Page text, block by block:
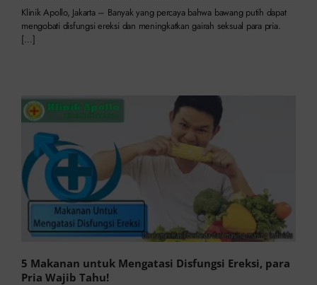
Klinik Apollo, Jakarta – Banyak yang percaya bahwa bawang putih dapat
mengobati disfungsi ereksi dan meningkatkan gairah seksual para pria.
[…]
5 Makanan untuk Mengatasi Disfungsi Ereksi, para
Pria Wajib Tahu!